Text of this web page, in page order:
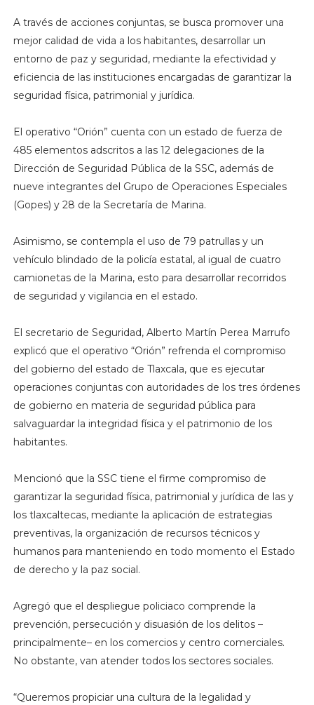
A través de acciones conjuntas, se busca promover una
mejor calidad de vida a los habitantes, desarrollar un
entorno de paz y seguridad, mediante la efectividad y
eficiencia de las instituciones encargadas de garantizar la
seguridad física, patrimonial y jurídica.
El operativo “Orión” cuenta con un estado de fuerza de
485 elementos adscritos a las 12 delegaciones de la
Dirección de Seguridad Pública de la SSC, además de
nueve integrantes del Grupo de Operaciones Especiales
(Gopes) y 28 de la Secretaría de Marina.
Asimismo, se contempla el uso de 79 patrullas y un
vehículo blindado de la policía estatal, al igual de cuatro
camionetas de la Marina, esto para desarrollar recorridos
de seguridad y vigilancia en el estado.
El secretario de Seguridad, Alberto Martín Perea Marrufo
explicó que el operativo “Orión” refrenda el compromiso
del gobierno del estado de Tlaxcala, que es ejecutar
operaciones conjuntas con autoridades de los tres órdenes
de gobierno en materia de seguridad pública para
salvaguardar la integridad física y el patrimonio de los
habitantes.
Mencionó que la SSC tiene el firme compromiso de
garantizar la seguridad física, patrimonial y jurídica de las y
los tlaxcaltecas, mediante la aplicación de estrategias
preventivas, la organización de recursos técnicos y
humanos para manteniendo en todo momento el Estado
de derecho y la paz social.
Agregó que el despliegue policiaco comprende la
prevención, persecución y disuasión de los delitos –
principalmente– en los comercios y centro comerciales.
No obstante, van atender todos los sectores sociales.
“Queremos propiciar una cultura de la legalidad y